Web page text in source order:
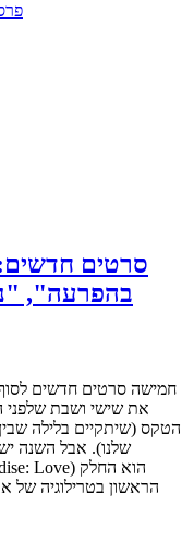
פרסי
סרטים
בהפרעה",
את שישי ושבת שלפני
הטקס (שיתקיים בלילה
שלנו). אבל השנה
הראשון בטרילוגיה של